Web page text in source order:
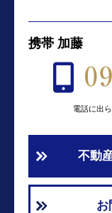
携帯 加藤
電話に出
不動
お